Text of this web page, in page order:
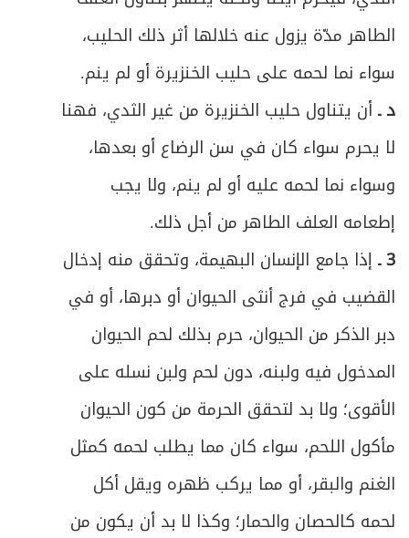
الطاهر مدّة يزول عنه خلالها أثر ذلك الحليب،
سواء نما لحمه على حليب الخنزيرة أو لم ينم.
د ـأن يتناول حليب الخنزيرة من غير الثدي، فهنا
لا يحرم سواء كان في سن الرضاع أو بعدها،
وسواء نما لحمه عليه أو لم ينم، ولا يجب
إطعامه العلف الطاهر من أجل ذلك.
3 ـ إذا جامع الإنسان البهيمة، وتحقق منه إدخال
القضيب في فرج أنثى الحيوان أو دبرها، أو في
دبر الذكر من الحيوان، حرم بذلك لحم الحيوان
المدخول فيه ولبنه، دون لحم ولبن نسله على
الأقوى؛ ولا بد لتحقق الحرمة من كون الحيوان
مأكول اللحم، سواء كان مما يطلب لحمه كمثل
الغنم والبقر، أو مما يركب ظهره ويقل أكل
لحمه كالحصان والحمار؛ وكذا لا بد أن يكون من
256
ص 257 المطلبْ الأول ـ في العقد وشروطه
259 المطلب الثاني ـ في أحكام اللزوم والفسخ
ص
262 المطلب الثالث ـ في أمور عامّة
ص
263 الفصل الرابع في الجعالة
266 المبحث الأول ـ في الصيغة والشروط
ص
269 المبحث الثاني ـ في أحكام الأداء والتنازع
ص
273
ص
277 المبحث الأول ـ في شروط العين المستأجرة
ص 279 المبحث الثاني ـ في لزوم العقد وأحكام الفسخ
285 المبحث الثالث ـ في أحكام التسليم